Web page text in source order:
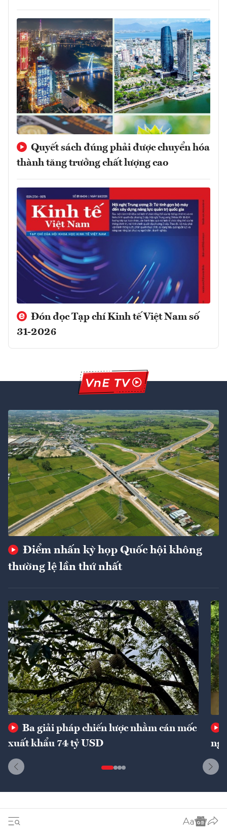
Quyết sách đúng phải được chuyển hóa
thành tăng trưởng chất lượng cao
Đón đọc Tạp chí Kinh tế Việt Nam số
31-2026
Điểm nhấn kỳ họp Quốc hội không
thường lệ lần thứ nhất
Ba giải pháp chiến lược nhằm cán mốc
xuất khẩu 74 tỷ USD